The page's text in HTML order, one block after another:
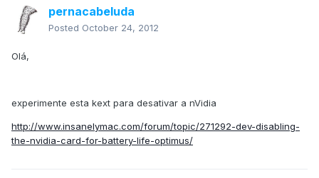
pernacabeluda
Posted October 24, 2012
Olá,
experimente esta kext para desativar a nVidia
http://www.insanelymac.com/forum/topic/271292-dev-disabling-
the-nvidia-card-for-battery-life-optimus/